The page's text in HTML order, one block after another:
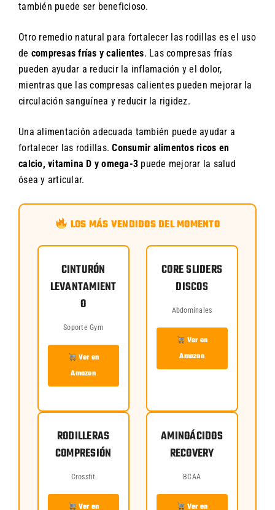
también puede ser beneficioso.
Otro remedio natural para fortalecer las rodillas es el uso
de compresas frías y calientes. Las compresas frías
pueden ayudar a reducir la inflamación y el dolor,
mientras que las compresas calientes pueden mejorar la
circulación sanguínea y reducir la rigidez.
Una alimentación adecuada también puede ayudar a
fortalecer las rodillas.Consumir alimentos ricos en
calcio, vitamina D y omega-3 puede mejorar la salud
ósea y articular.
LOS MÁS VENDIDOS DEL MOMENTO
CINTURÓN
LEVANTAMIENT
O
Soporte Gym
Ver en
Amazon
CORE SLIDERS
DISCOS
Abdominales
Ver en
Amazon
RODILLERAS
COMPRESIÓN
Crossfit
Ver en
AMINOÁCIDOS
RECOVERY
BCAA
Ver en